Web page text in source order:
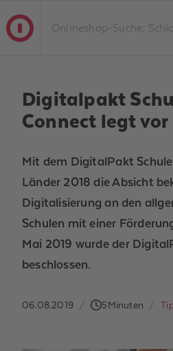
Digitalpakt
Connect legt vor
Mit dem DigitalPakt
Länder 2018 die Absicht
Digitalisierung an den
Schulen mit einer
Mai 2019 wurde der
beschlossen.
06.08.2019 / 5Minuten /